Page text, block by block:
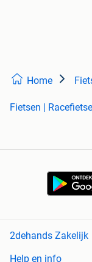
Home
Fietsen |
2dehands Zakelijk
Help en info